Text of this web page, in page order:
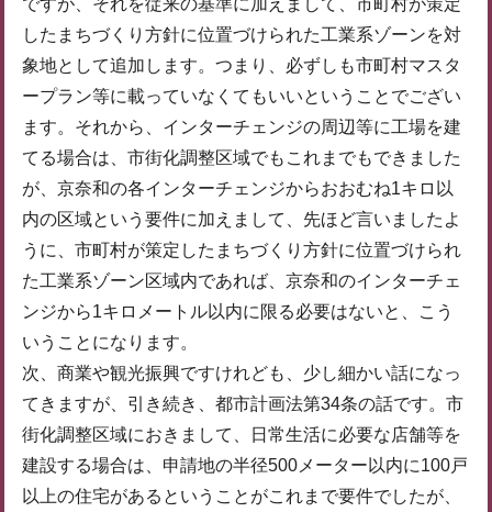
ですが、それを従来の基準に加えまして、市町村が策定
したまちづくり方針に位置づけられた工業系ゾーンを対
象地として追加します。つまり、必ずしも市町村マスタ
ープラン等に載っていなくてもいいということでござい
ます。それから、インターチェンジの周辺等に工場を建
てる場合は、市街化調整区域でもこれまでもできました
が、京奈和の各インターチェンジからおおむね1キロ以
内の区域という要件に加えまして、先ほど言いましたよ
うに、市町村が策定したまちづくり方針に位置づけられ
た工業系ゾーン区域内であれば、京奈和のインターチェ
ンジから1キロメートル以内に限る必要はないと、こう
いうことになります。
次、商業や観光振興ですけれども、少し細かい話になっ
てきますが、引き続き、都市計画法第34条の話です。市
街化調整区域におきまして、日常生活に必要な店舗等を
建設する場合は、申請地の半径500メーター以内に100戸
以上の住宅があるということがこれまで要件でしたが、